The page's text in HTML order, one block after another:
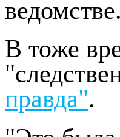
ведомстве.
В тоже
правда".